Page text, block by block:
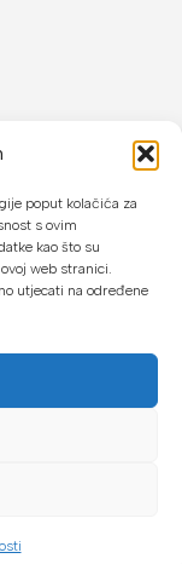
poput kolačića za
s ovim
kao što su
web stranici.
utjecati na određene
rate
bankarstvom